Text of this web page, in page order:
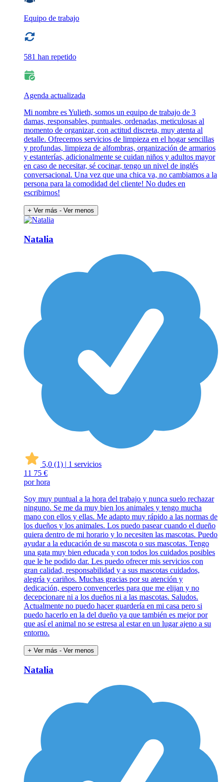
Equipo de trabajo
581 han repetido
Agenda actualizada
Mi nombre es Yulieth, somos un equipo de trabajo de 3
damas, responsables, puntuales, ordenadas, meticulosas al
momento de organizar, con actitud discreta, muy atenta al
detalle. Ofrecemos servicios de limpieza en el hogar sencillas
y profundas, limpieza de alfombras, organización de armarios
y estanterías, adicionalmente se cuidan niños y adultos mayor
en caso de necesitar, sé cocinar, tengo un nivel de inglés
conversacional. Una vez que una chica va, no cambiamos a la
persona para la comodidad del cliente! No dudes en
escribirnos!
+ Ver más - Ver menos
Natalia
5,0 (1) | 1 servicios
11 75 €
por hora
Soy muy puntual a la hora del trabajo y nunca suelo rechazar
ninguno. Se me da muy bien los animales y tengo mucha
mano con ellos y ellas. Me adapto muy rápido a las normas de
los dueños y los animales. Los puedo pasear cuando el dueño
quiera dentro de mi horario y lo necesiten las mascotas. Puedo
ayudar a la educación de su mascota o sus mascotas. Tengo
una gata muy bien educada y con todos los cuidados posibles
que le he podido dar. Les puedo ofrecer mis servicios con
gran calidad, responsabilidad y a sus mascotas cuidados,
alegría y cariños. Muchas gracias por su atención y
dedicación, espero convencerles para que me elijan y no
decepcionare ni a los dueños ni a las mascotas. Saludos.
Actualmente no puedo hacer guardería en mi casa pero si
puedo hacerlo en la del dueño ya que también es mejor por
que así el animal no se estresa al estar en un lugar ajeno a su
entorno.
+ Ver más - Ver menos
Natalia